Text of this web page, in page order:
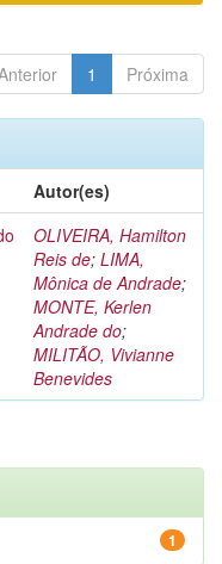
1 Próxima
Autor(es)
OLIVEIRA, Hamilton
Reis de; LIMA,
Mônica de Andrade;
MONTE, Kerlen
Andrade do;
MILITÃO, Vivianne
Benevides
1